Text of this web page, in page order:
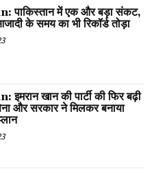
पाकिस्तान में एक और बड़ा संकट,
के समय का भी रिकॉर्ड तोड़ा
खान की पार्टी की फिर बढ़ी
और सरकार ने मिलकर बनाया